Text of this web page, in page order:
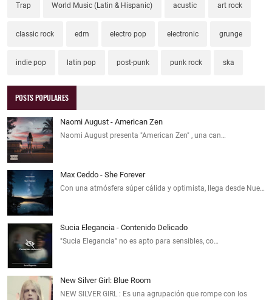
Trap World Music (Latin & Hispanic) acustic art rock
classic rock edm electro pop electronic grunge
indie pop latin pop post-punk punk rock ska
POSTS POPULARES
Naomi August - American Zen
Naomi August presenta "American Zen" , una can…
Max Ceddo - She Forever
Con una atmósfera súper cálida y optimista, llega desde Nue…
Sucia Elegancia - Contenido Delicado
"Sucia Elegancia" no es apto para sensibles, co…
New Silver Girl: Blue Room
NEW SILVER GIRL : Es una agrupación que rompe con los